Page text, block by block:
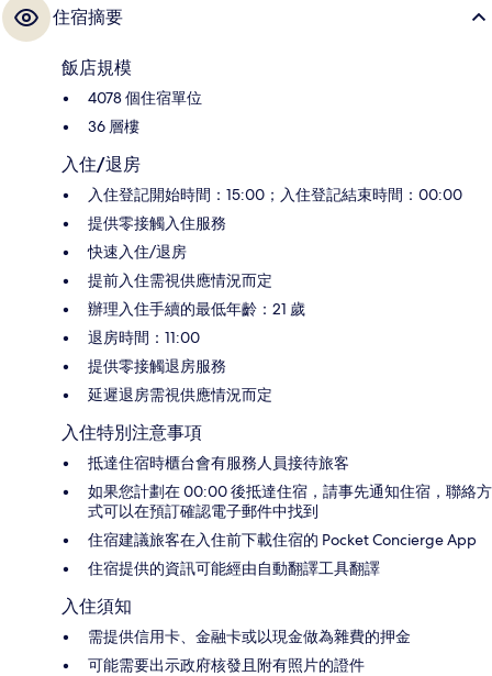
住宿摘要
飯店規模
4078 個住宿單位
36 層樓
入住/退房
入住登記開始時間：15:00；入住登記結束時間：00:00
提供零接觸入住服務
快速入住/退房
提前入住需視供應情況而定
辦理入住手續的最低年齡：21 歲
退房時間：11:00
提供零接觸退房服務
延遲退房需視供應情況而定
入住特別注意事項
抵達住宿時櫃台會有服務人員接待旅客
如果您計劃在 00:00 後抵達住宿，請事先通知住宿，聯絡方
式可以在預訂確認電子郵件中找到
住宿建議旅客在入住前下載住宿的 Pocket Concierge App
住宿提供的資訊可能經由自動翻譯工具翻譯
入住須知
需提供信用卡、金融卡或以現金做為雜費的押金
可能需要出示政府核發且附有照片的證件